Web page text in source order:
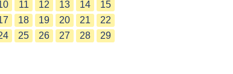
11 12 13 14
15
18 19 20 21
22
25 26 27 28
29